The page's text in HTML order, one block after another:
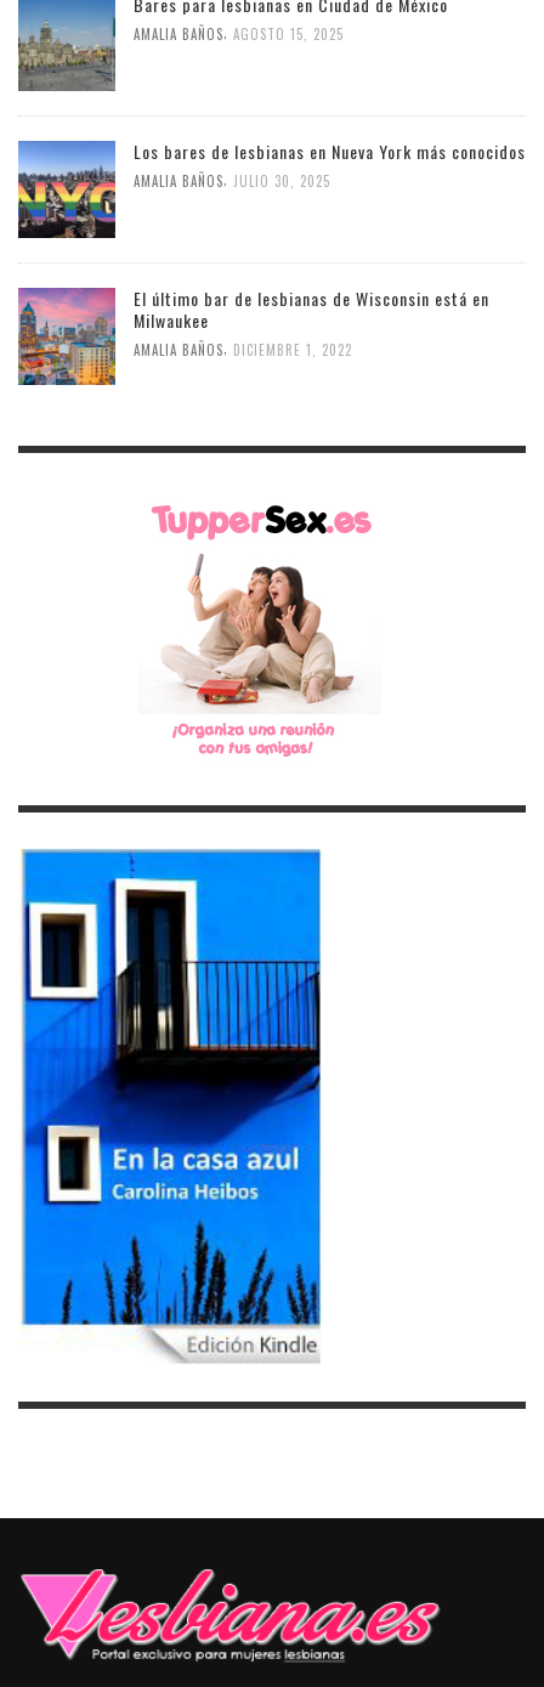
AMALIA BAÑOS, AGOSTO 15, 2025
Los bares de lesbianas en Nueva York más conocidos
AMALIA BAÑOS, JULIO 30, 2025
El último bar de lesbianas de Wisconsin está en
Milwaukee
AMALIA BAÑOS, DICIEMBRE 1, 2022